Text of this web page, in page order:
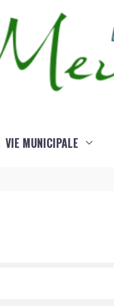
VIE MUNICIPALE